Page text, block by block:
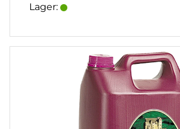
Lager: